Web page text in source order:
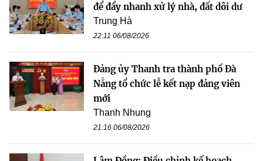
để đẩy nhanh xử lý nhà, đất dôi dư
Trung Hà
22:11 06/08/2026
Đảng ủy Thanh tra thành phố Đà
Nẵng tổ chức lễ kết nạp đảng viên
mới
Thanh Nhung
21:16 06/08/2026